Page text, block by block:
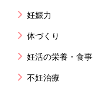
妊娠力
体づくり
妊活の栄養・食事
不妊治療